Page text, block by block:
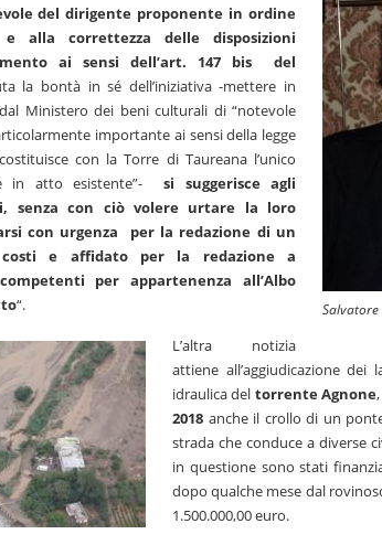
Salvatore
del dirigente proponente in ordine
alla correttezza delle disposizioni
ai sensi dell’art. 147 bis del
la bontà in sé dell’iniziativa -mettere in
Ministero dei beni culturali di “notevole
importante ai sensi della legge
con la Torre di Taureana l’unico
in atto esistente”-si suggerisce agli
senza con ciò volere urtare la loro
con urgenza per la redazione di un
e affidato per la redazione a
per appartenenza all’Albo
“.
L’altra notizia
attiene all’aggiudicazione
idraulica del torrente Agnone
2018 anche il crollo di un
strada che conduce a diverse
in questione sono stati
dopo qualche mese dal
1.500.000,00 euro.